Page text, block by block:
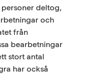
deltog,
och
från
bearbetningar
stort antal
har också